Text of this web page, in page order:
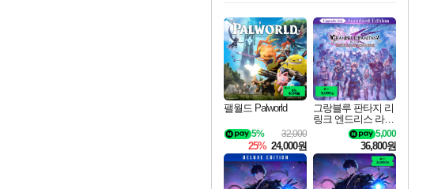
최대 90% 할인가를 만나보세요!
네이버혜택과 함께 만나보세요!
50%할인&추가 적립까지!
네이버 포인트 혜택까지!
이니&베니 혜택까지!
네이버 혜택가와 함께 예약하세요!
할인&네이버혜택으로 만나보세요!
40주년 프로모션으로 만나보세요!
할인가에 만나보세요!
일부 에디션 상시 할인!
혜택으로 예약 판매 중
편안하게 충전하세요
팰월드 Palworld
32,000
5%
25% 24,000원
그랑블루 판타지 리
링크 엔드리스 라그
나로크 업그레이드
킷 Granblue Fantasy
Relink Endless Ragn
arok Upgrade Kit DL
C
5,000
36,800원